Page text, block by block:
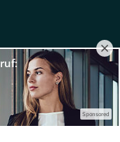
Sponsored
Nutzungsbedingungen